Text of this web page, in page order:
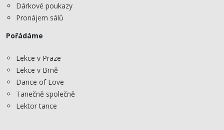
Dárkové poukazy
Pronájem sálů
Pořádáme
Lekce v Praze
Lekce v Brně
Dance of Love
Tanečně společně
Lektor tance